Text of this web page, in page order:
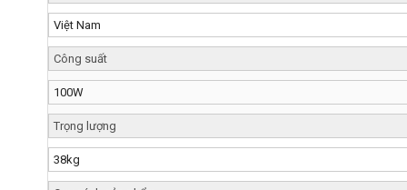
Việt Nam
Công suất
100W
Trọng lượng
38kg